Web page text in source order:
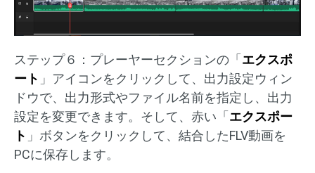
ステップ６：プレーヤーセクションの「 エクスポ
ート 」アイコンをクリックして、出力設定ウィン
ドウで、出力形式やファイル名前を指定し、出力
設定を変更できます。そして、赤い「 エクスポー
ト 」ボタンをクリックして、結合したFLV動画を
PCに保存します。